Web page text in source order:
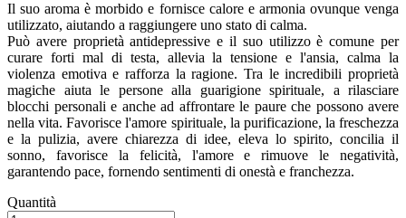
Il suo aroma è morbido e fornisce calore e armonia ovunque venga
utilizzato, aiutando a raggiungere uno stato di calma.
Può avere proprietà antidepressive e il suo utilizzo è comune per
curare forti mal di testa, allevia la tensione e l'ansia, calma la
violenza emotiva e rafforza la ragione. Tra le incredibili proprietà
magiche aiuta le persone alla guarigione spirituale, a rilasciare
blocchi personali e anche ad affrontare le paure che possono avere
nella vita. Favorisce l'amore spirituale, la purificazione, la freschezza
e la pulizia, avere chiarezza di idee, eleva lo spirito, concilia il
sonno, favorisce la felicità, l'amore e rimuove le negatività,
garantendo pace, fornendo sentimenti di onestà e franchezza.
Quantità